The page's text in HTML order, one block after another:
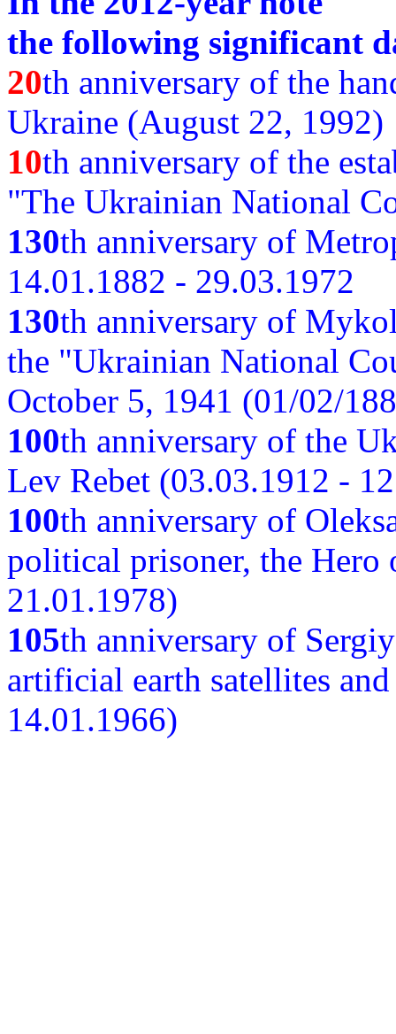
the following significant
20th anniversary of the
Ukraine (August 22, 1992)
10th anniversary of the
"The Ukrainian National
130th anniversary of
14.01.1882 - 29.03.1972
130th anniversary of
the "Ukrainian National
October 5, 1941 (01/02/
100th anniversary of the
Lev Rebet (03.03.1912 -
100th anniversary of
political prisoner, the
21.01.1978)
105th anniversary of
artificial earth satellites
14.01.1966)